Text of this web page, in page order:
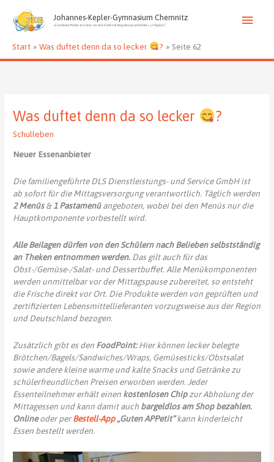
Inhalt
springen
Johannes-Kepler-Gymnasium Chemnitz
»Das Beste findet sich dort, wo sich Fleiß mit Begabung verbindet.« (J. Kepler)
Start Was duftet denn da so lecker ? Seite 62
Was duftet denn da so lecker ?
Schulleben
Neuer Essenanbieter
Die familiengeführte DLS Dienstleistungs- und Service GmbH ist
ab sofort für die Mittagsversorgung verantwortlich. Täglich werden
2 Menüs&1 Pastamenüangeboten, wobei bei den Menüs nur die
Hauptkomponente vorbestellt wird.
Alle Beilagen dürfen von den Schülern nach Belieben selbstständig
an Theken entnommen werden. Das gilt auch für das
Obst-/Gemüse-/Salat- und Dessertbuffet. Alle Menükomponenten
werden unmittelbar vor der Mittagspause zubereitet, so entsteht
die Fri­sche direkt vor Ort. Die Produkte werden von geprüf­ten und
zertifizierten Lebensmittellieferanten vorzugsweise aus der Region
und Deutschland bezogen.
Zusätzlich gibt es den FoodPoint:Hier können lecker belegte
Brötchen/Bagels/Sandwiches/Wraps, Gemüsesticks/Obstsalat
sowie andere kleine warme und kalte Snacks und Getränke zu
schülerfreundlichen Preisen erworben werden. Jeder
Essenteilnehmer erhält einen kostenlosen Chipzur Abholung der
Mittagessen und kann damit auch bargeldlos am Shop bezahlen.
Onlineoder perBestell-App„Guten APPetit“kann kinderleicht
Essen bestellt werden.